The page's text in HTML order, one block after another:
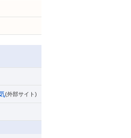
(外部サイト)